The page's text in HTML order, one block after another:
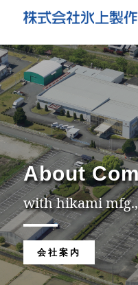
About
with hikami
会社案内